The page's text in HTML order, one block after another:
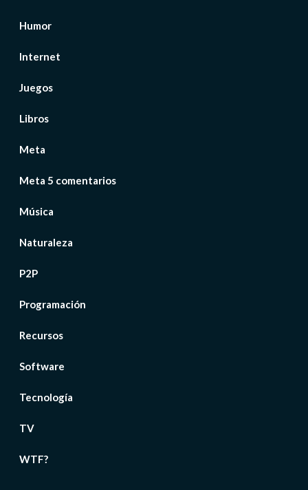
Humor
Internet
Juegos
Libros
Meta
Meta 5 comentarios
Música
Naturaleza
P2P
Programación
Recursos
Software
Tecnología
TV
WTF?